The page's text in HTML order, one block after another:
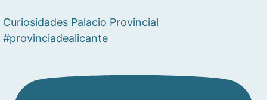
Curiosidades Palacio Provincial
#provinciadealicante